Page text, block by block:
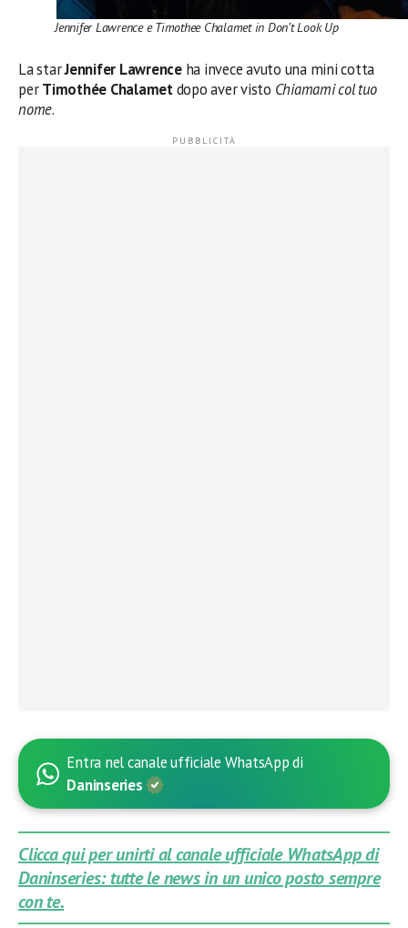
Jennifer Lawrence e Timothee Chalamet in Don’t Look Up
La starJennifer Lawrenceha invece avuto una mini cotta
perTimothée Chalametdopo aver visto Chiamami col tuo
nome.
Entra nel canale ufficiale WhatsApp di
Daninseries
Clicca qui per unirti al canale ufficiale WhatsApp di
Daninseries: tutte le news in un unico posto sempre
con te.